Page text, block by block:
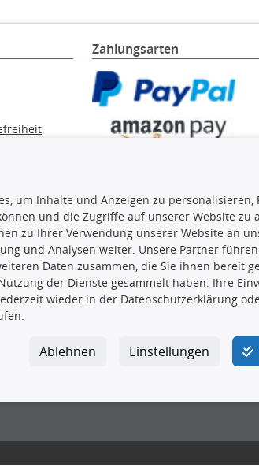
Zahlungsarten
gesamte Datenbank, dürfen nicht kopiert
TecDocs zu vervielfältigen, zu
eine Urheberrechtsverletzung dar und
um Inhalte und Anzeigen zu
und die Zugriffe auf unserer Website zu
zu Ihrer Verwendung unserer Website an
und Analysen weiter. Unsere Partner
Daten zusammen, die Sie ihnen bereit
der Dienste gesammelt haben. Ihre
wieder in der Datenschutzerklärung
Einstellungen
Ablehnen